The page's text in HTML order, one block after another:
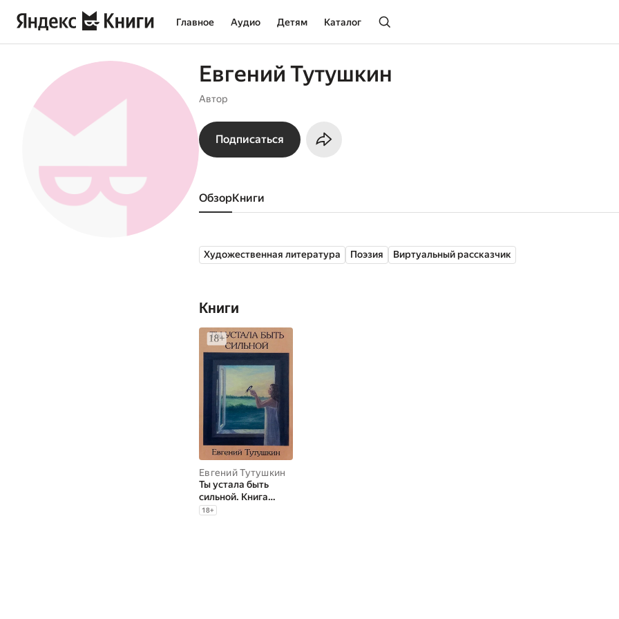
Главное Аудио Детям Каталог
Евгений Тутушкин
Автор
Подписаться
Обзор книги
Художественная литература Поэзия Виртуальный рассказчик
Книги
Евгений Тутушкин
Ты устала быть
сильной. Книга
вторая
18+